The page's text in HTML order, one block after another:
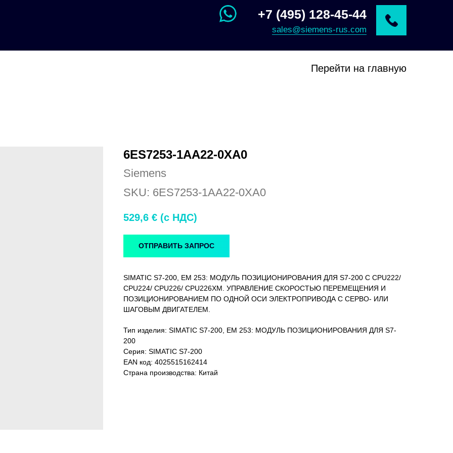
+7 (495) 128-45-44
sales@siemens-rus.com
Перейти на главную
6ES7253-1AA22-0XA0
Siemens
SKU: 6ES7253-1AA22-0XA0
529,6 € (c НДС)
ОТПРАВИТЬ ЗАПРОС
SIMATIC S7-200, EM 253: МОДУЛЬ ПОЗИЦИОНИРОВАНИЯ ДЛЯ S7-200 С CPU222/
CPU224/ CPU226/ CPU226XM. УПРАВЛЕНИЕ СКОРОСТЬЮ ПЕРЕМЕЩЕНИЯ И
ПОЗИЦИОНИРОВАНИЕМ ПО ОДНОЙ ОСИ ЭЛЕКТРОПРИВОДА С СЕРВО- ИЛИ
ШАГОВЫМ ДВИГАТЕЛЕМ.
Тип изделия: SIMATIC S7-200, EM 253: МОДУЛЬ ПОЗИЦИОНИРОВАНИЯ ДЛЯ S7-
200
Серия: SIMATIC S7-200
EAN код: 4025515162414
Страна производства: Китай